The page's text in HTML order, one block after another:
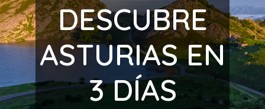
DESCUBRE
ASTURIAS EN
3 DÍAS